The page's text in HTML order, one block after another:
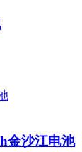
金沙江电池